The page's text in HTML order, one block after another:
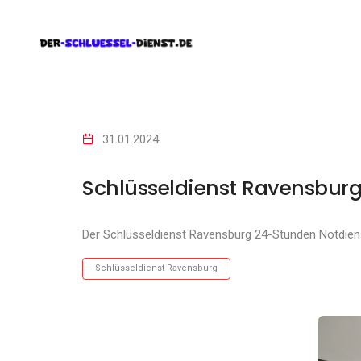
31.01.2024
Schlüsseldienst Ravensburg
Der Schlüsseldienst Ravensburg 24-Stunden
Schlüsseldienst Ravensburg